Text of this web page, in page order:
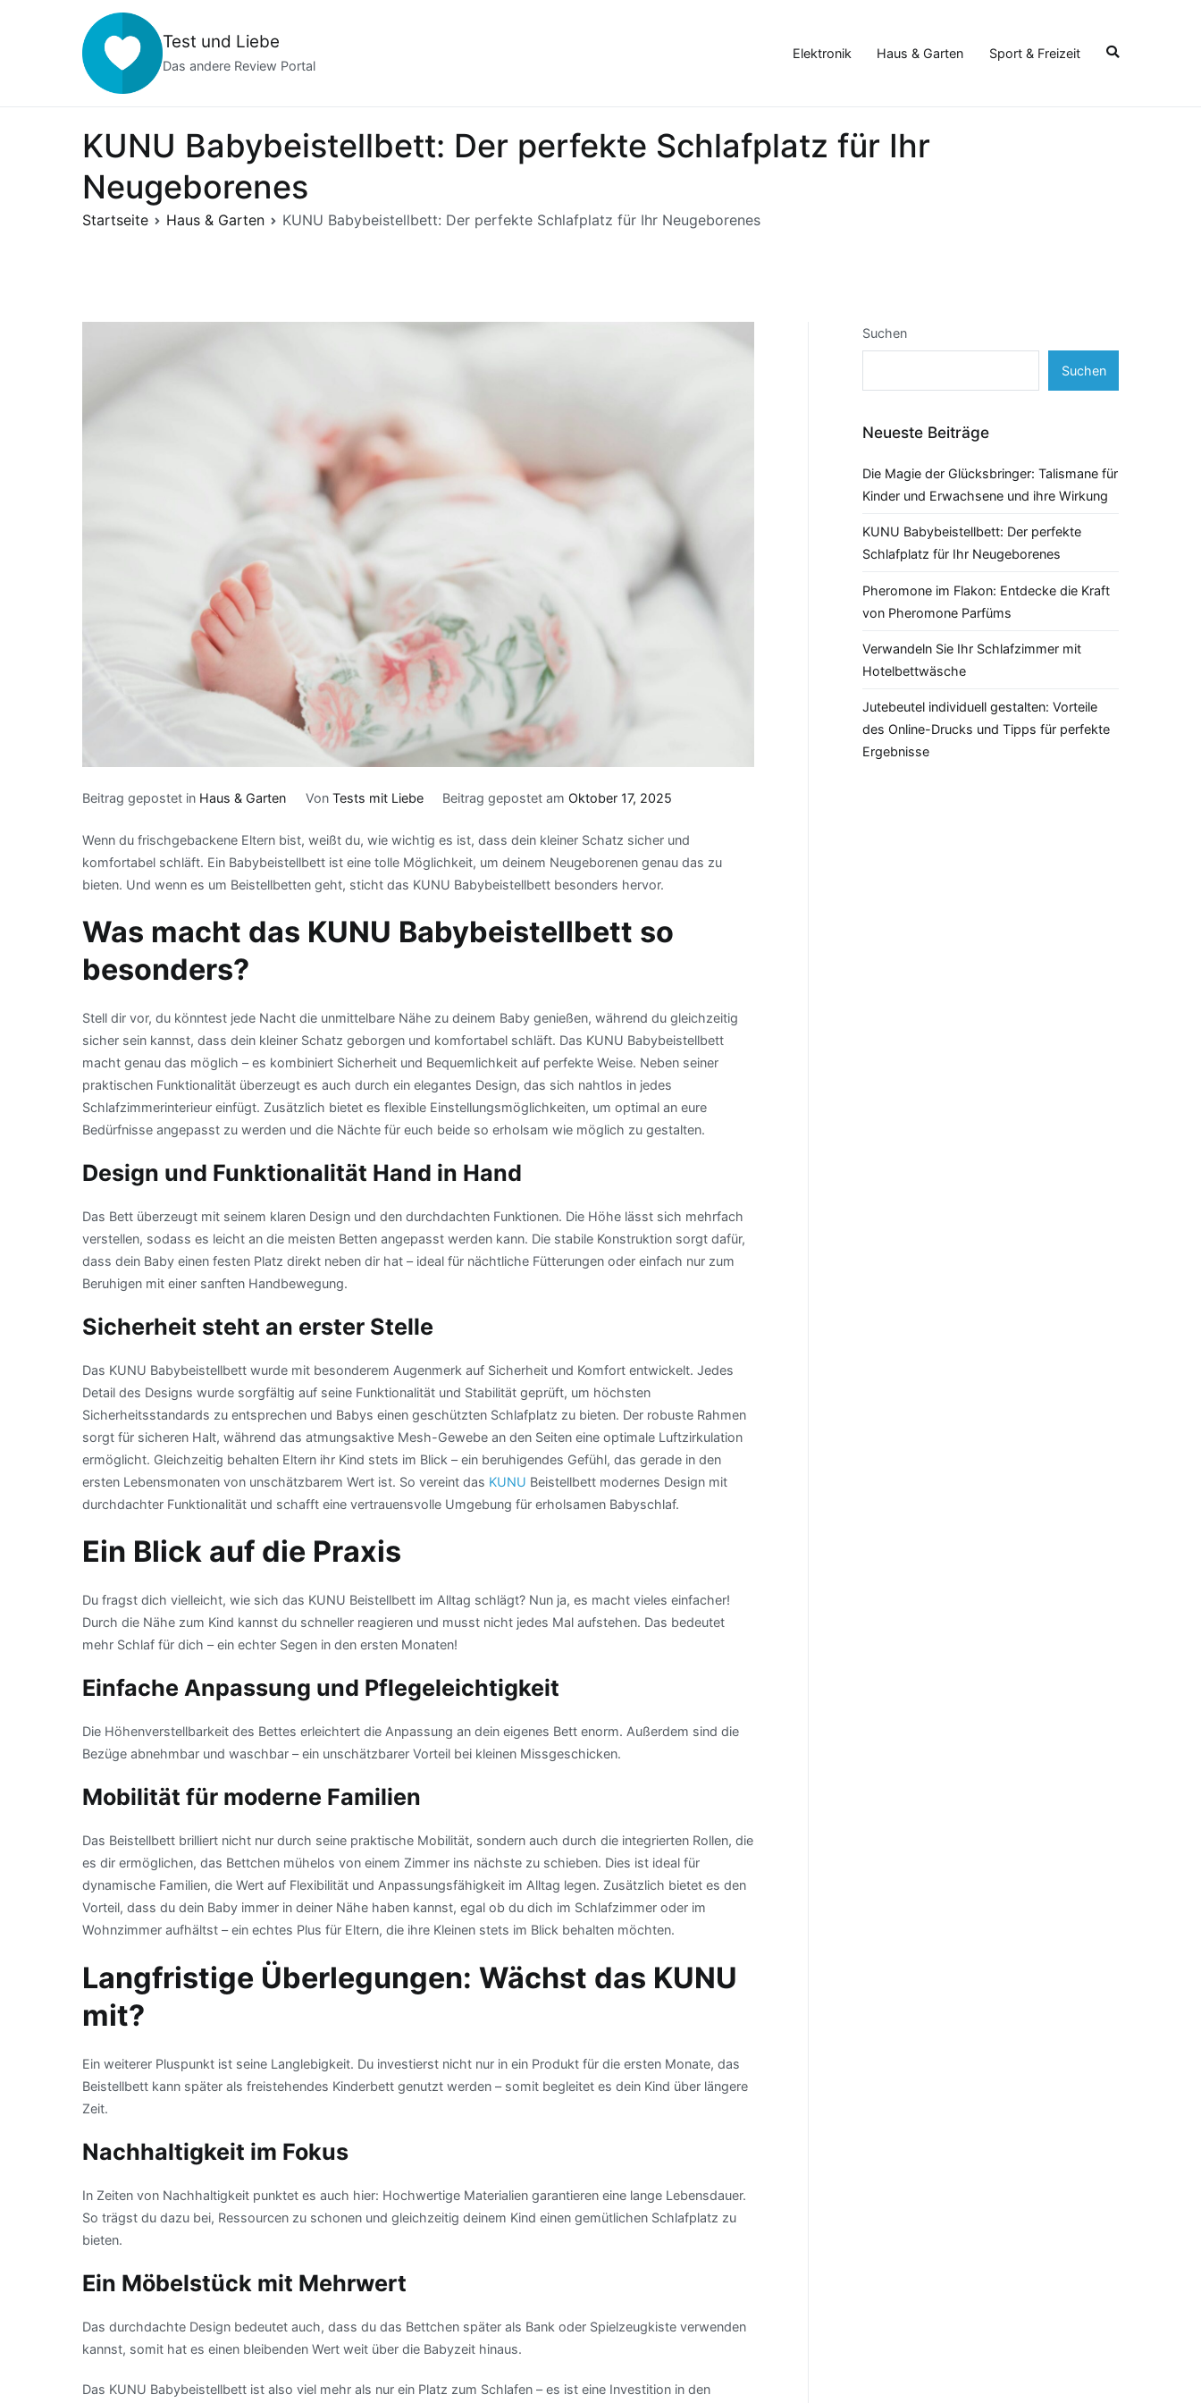
Test und Liebe
Das andere Review Portal
Elektronik Haus & Garten Sport & Freizeit
KUNU Babybeistellbett: Der perfekte Schlafplatz für Ihr
Neugeborenes
Startseite Haus & Garten KUNU Babybeistellbett: Der perfekte Schlafplatz für Ihr Neugeborenes
Beitrag gepostet in Haus & Garten Von Tests mit Liebe Beitrag gepostet amOktober 17, 2025
Wenn du frischgebackene Eltern bist, weißt du, wie wichtig es ist, dass dein kleiner Schatz sicher und
komfortabel schläft. Ein Babybeistellbett ist eine tolle Möglichkeit, um deinem Neugeborenen genau das zu
bieten. Und wenn es um Beistellbetten geht, sticht das KUNU Babybeistellbett besonders hervor.
Was macht das KUNU Babybeistellbett so
besonders?
Stell dir vor, du könntest jede Nacht die unmittelbare Nähe zu deinem Baby genießen, während du gleichzeitig
sicher sein kannst, dass dein kleiner Schatz geborgen und komfortabel schläft. Das KUNU Babybeistellbett
macht genau das möglich – es kombiniert Sicherheit und Bequemlichkeit auf perfekte Weise. Neben seiner
praktischen Funktionalität überzeugt es auch durch ein elegantes Design, das sich nahtlos in jedes
Schlafzimmerinterieur einfügt. Zusätzlich bietet es flexible Einstellungsmöglichkeiten, um optimal an eure
Bedürfnisse angepasst zu werden und die Nächte für euch beide so erholsam wie möglich zu gestalten.
Design und Funktionalität Hand in Hand
Das Bett überzeugt mit seinem klaren Design und den durchdachten Funktionen. Die Höhe lässt sich mehrfach
verstellen, sodass es leicht an die meisten Betten angepasst werden kann. Die stabile Konstruktion sorgt dafür,
dass dein Baby einen festen Platz direkt neben dir hat – ideal für nächtliche Fütterungen oder einfach nur zum
Beruhigen mit einer sanften Handbewegung.
Sicherheit steht an erster Stelle
Das KUNU Babybeistellbett wurde mit besonderem Augenmerk auf Sicherheit und Komfort entwickelt. Jedes
Detail des Designs wurde sorgfältig auf seine Funktionalität und Stabilität geprüft, um höchsten
Sicherheitsstandards zu entsprechen und Babys einen geschützten Schlafplatz zu bieten. Der robuste Rahmen
sorgt für sicheren Halt, während das atmungsaktive Mesh-Gewebe an den Seiten eine optimale Luftzirkulation
ermöglicht. Gleichzeitig behalten Eltern ihr Kind stets im Blick – ein beruhigendes Gefühl, das gerade in den
ersten Lebensmonaten von unschätzbarem Wert ist. So vereint das KUNU Beistellbett modernes Design mit
durchdachter Funktionalität und schafft eine vertrauensvolle Umgebung für erholsamen Babyschlaf.
Ein Blick auf die Praxis
Du fragst dich vielleicht, wie sich das KUNU Beistellbett im Alltag schlägt? Nun ja, es macht vieles einfacher!
Durch die Nähe zum Kind kannst du schneller reagieren und musst nicht jedes Mal aufstehen. Das bedeutet
mehr Schlaf für dich – ein echter Segen in den ersten Monaten!
Einfache Anpassung und Pflegeleichtigkeit
Die Höhenverstellbarkeit des Bettes erleichtert die Anpassung an dein eigenes Bett enorm. Außerdem sind die
Bezüge abnehmbar und waschbar – ein unschätzbarer Vorteil bei kleinen Missgeschicken.
Mobilität für moderne Familien
Das Beistellbett brilliert nicht nur durch seine praktische Mobilität, sondern auch durch die integrierten Rollen, die
es dir ermöglichen, das Bettchen mühelos von einem Zimmer ins nächste zu schieben. Dies ist ideal für
dynamische Familien, die Wert auf Flexibilität und Anpassungsfähigkeit im Alltag legen. Zusätzlich bietet es den
Vorteil, dass du dein Baby immer in deiner Nähe haben kannst, egal ob du dich im Schlafzimmer oder im
Wohnzimmer aufhältst – ein echtes Plus für Eltern, die ihre Kleinen stets im Blick behalten möchten.
Langfristige Überlegungen: Wächst das KUNU
mit?
Ein weiterer Pluspunkt ist seine Langlebigkeit. Du investierst nicht nur in ein Produkt für die ersten Monate, das
Beistellbett kann später als freistehendes Kinderbett genutzt werden – somit begleitet es dein Kind über längere
Zeit.
Nachhaltigkeit im Fokus
In Zeiten von Nachhaltigkeit punktet es auch hier: Hochwertige Materialien garantieren eine lange Lebensdauer.
So trägst du dazu bei, Ressourcen zu schonen und gleichzeitig deinem Kind einen gemütlichen Schlafplatz zu
bieten.
Ein Möbelstück mit Mehrwert
Das durchdachte Design bedeutet auch, dass du das Bettchen später als Bank oder Spielzeugkiste verwenden
kannst, somit hat es einen bleibenden Wert weit über die Babyzeit hinaus.
Das KUNU Babybeistellbett ist also viel mehr als nur ein Platz zum Schlafen – es ist eine Investition in den
Suchen
Suchen
Neueste Beiträge
Die Magie der Glücksbringer: Talismane für
Kinder und Erwachsene und ihre Wirkung
KUNU Babybeistellbett: Der perfekte
Schlafplatz für Ihr Neugeborenes
Pheromone im Flakon: Entdecke die Kraft
von Pheromone Parfüms
Verwandeln Sie Ihr Schlafzimmer mit
Hotelbettwäsche
Jutebeutel individuell gestalten: Vorteile
des Online-Drucks und Tipps für perfekte
Ergebnisse